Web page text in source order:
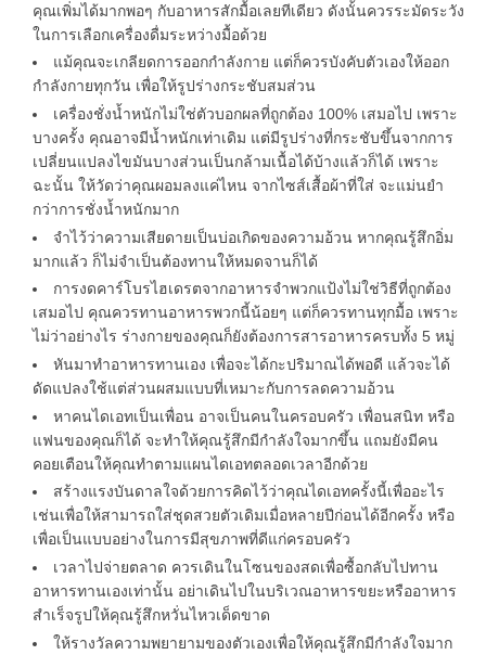
คุณเพิ่มได้มากพอๆ กับอาหารสักมื้อเลยทีเดียว ดังนั้นควรระมัดระวัง
ในการเลือกเครื่องดื่มระหว่างมื้อด้วย
แม้คุณจะเกลียดการออกกำลังกาย แต่ก็ควรบังคับตัวเองให้ออก
กำลังกายทุกวัน เพื่อให้รูปร่างกระชับสมส่วน
เครื่องชั่งน้ำหนักไม่ใช่ตัวบอกผลที่ถูกต้อง 100% เสมอไป เพราะ
บางครั้ง คุณอาจมีน้ำหนักเท่าเดิม แต่มีรูปร่างที่กระชับขึ้นจากการ
เปลี่ยนแปลงไขมันบางส่วนเป็นกล้ามเนื้อได้บ้างแล้วก็ได้ เพราะ
ฉะนั้น ให้วัดว่าคุณผอมลงแค่ไหน จากไซส์เสื้อผ้าที่ใส่ จะแม่นยำ
กว่าการชั่งน้ำหนักมาก
จำไว้ว่าความเสียดายเป็นบ่อเกิดของความอ้วน หากคุณรู้สึกอิ่ม
มากแล้ว ก็ไม่จำเป็นต้องทานให้หมดจานก็ได้
การงดคาร์โบรไฮเดรตจากอาหารจำพวกแป้งไม่ใช่วิธีที่ถูกต้อง
เสมอไป คุณควรทานอาหารพวกนี้น้อยๆ แต่ก็ควรทานทุกมื้อ เพราะ
ไม่ว่าอย่างไร ร่างกายของคุณก็ยังต้องการสารอาหารครบทั้ง 5 หมู่
หันมาทำอาหารทานเอง เพื่อจะได้กะปริมาณได้พอดี แล้วจะได้
ดัดแปลงใช้แต่ส่วนผสมแบบที่เหมาะกับการลดความอ้วน
หาคนไดเอทเป็นเพื่อน อาจเป็นคนในครอบครัว เพื่อนสนิท หรือ
แฟนของคุณก็ได้ จะทำให้คุณรู้สึกมีกำลังใจมากขึ้น แถมยังมีคน
คอยเตือนให้คุณทำตามแผนไดเอทตลอดเวลาอีกด้วย
สร้างแรงบันดาลใจด้วยการคิดไว้ว่าคุณไดเอทครั้งนี้เพื่ออะไร
เช่นเพื่อให้สามารถใส่ชุดสวยตัวเดิมเมื่อหลายปีก่อนได้อีกครั้ง หรือ
เพื่อเป็นแบบอย่างในการมีสุขภาพที่ดีแก่ครอบครัว
เวลาไปจ่ายตลาด ควรเดินในโซนของสดเพื่อซื้อกลับไปทาน
อาหารทานเองเท่านั้น อย่าเดินไปในบริเวณอาหารขยะหรืออาหาร
สำเร็จรูปให้คุณรู้สึกหวั่นไหวเด็ดขาด
ให้รางวัลความพยายามของตัวเองเพื่อให้คุณรู้สึกมีกำลังใจมาก